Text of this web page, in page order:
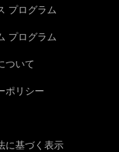
プログラム
プログラム
ついて
ポリシー
に基づく表示